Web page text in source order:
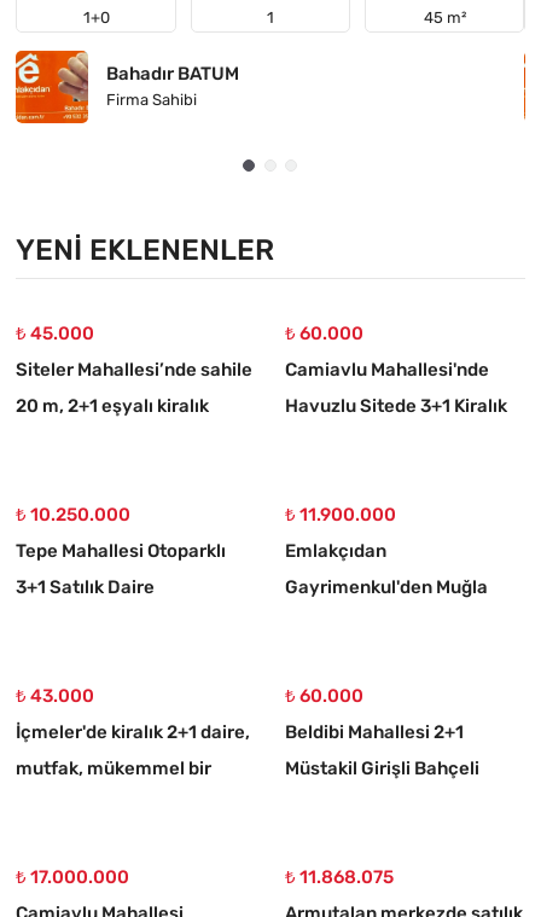
1+0 1 45 m²
Bahadır BATUM
Firma Sahibi
YENI EKLENENLER
₺ 45.000
Siteler Mahallesi’nde sahile
20 m, 2+1 eşyalı kiralık
₺ 60.000
Camiavlu Mahallesi'nde
Havuzlu Sitede 3+1 Kiralık
₺ 10.250.000
Tepe Mahallesi Otoparklı
3+1 Satılık Daire
₺ 11.900.000
Emlakçıdan
Gayrimenkul'den Muğla
₺ 43.000
İçmeler'de kiralık 2+1 daire,
mutfak, mükemmel bir
₺ 60.000
Beldibi Mahallesi 2+1
Müstakil Girişli Bahçeli
₺ 17.000.000
₺ 11.868.075